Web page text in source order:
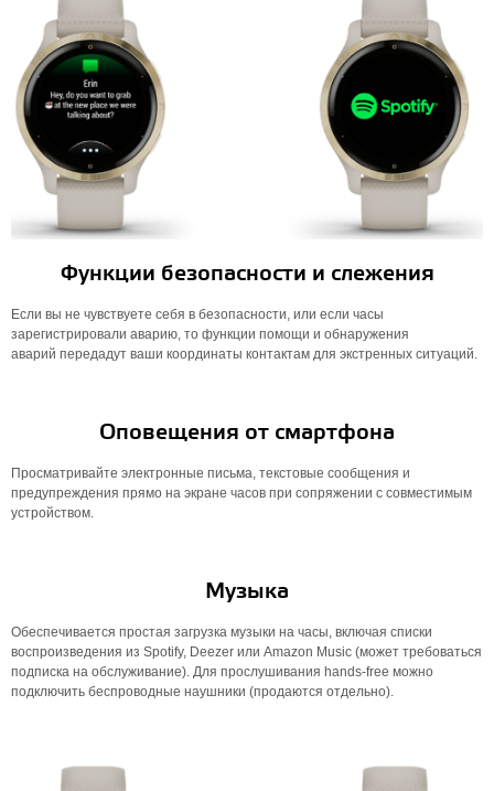
Функции безопасности и слежения
Если вы не чувствуете себя в безопасности, или если часы
зарегистрировали аварию, то функции помощи и обнаружения
аварий передадут ваши координаты контактам для экстренных ситуаций.
Оповещения от смартфона
Просматривайте электронные письма, текстовые сообщения и
предупреждения прямо на экране часов при сопряжении с совместимым
устройством.
Музыка
Обеспечивается простая загрузка музыки на часы, включая списки
воспроизведения из Spotify, Deezer или Amazon Music (может требоваться
подписка на обслуживание). Для прослушивания hands-free можно
подключить беспроводные наушники (продаются отдельно).